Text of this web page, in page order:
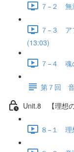
７−２ 無
７−３ ア
(13:03)
７−４ 魂
第７回 音
Unit.8 【理想の
８−１ 理